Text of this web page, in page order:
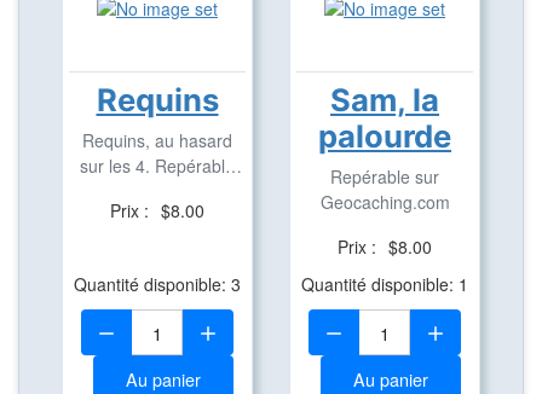
Requins
Requins, au hasard
sur les 4. Repérable
Prix : $8.00
Quantité disponible: 3
Quantité:
Au panier
Sam, la
palourde
Repérable sur
Geocaching.com
Prix : $8.00
Quantité disponible: 1
Quantité:
Au panier